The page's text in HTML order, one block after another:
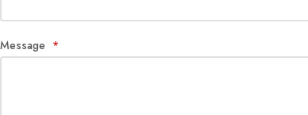
Message *